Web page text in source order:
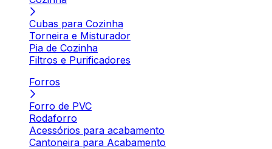
Cubas para Cozinha
Torneira e Misturador
Pia de Cozinha
Filtros e Purificadores
Forros
Forro de PVC
Rodaforro
Acessórios para acabamento
Cantoneira para Acabamento